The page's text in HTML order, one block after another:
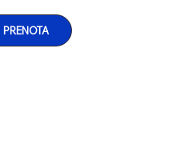
PRENOTA